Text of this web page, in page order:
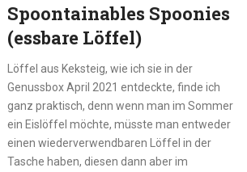
Spoontainables Spoonies
(essbare Löffel)
Löffel aus Keksteig, wie ich sie in der
Genussbox April 2021 entdeckte, finde ich
ganz praktisch, denn wenn man im Sommer
ein Eislöffel möchte, müsste man entweder
einen wiederverwendbaren Löffel in der
Tasche haben, diesen dann aber im